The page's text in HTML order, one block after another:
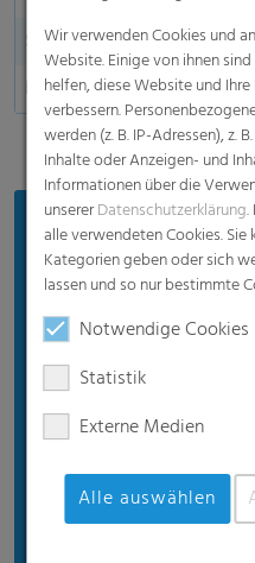
Sauerstoffdurchlässigkeit
Dart Drop
Vorteile
Hohe Folienqualität
Schützt die Silage
Schutz im Decken-
Wir verwenden Cookies und
Website. Einige von ihnen
helfen, diese Website und
verbessern.
werden (z. B. IP-Adressen), z.
Inhalte oder Anzeigen- und
Informationen über die
unsererDatenschutzerklärung.
alle verwendeten Cookies.
Kategorien geben oder sich
lassen und so nur bestimmte
Notwendige Cookies
Statistik
Externe Medien
Alle auswählen